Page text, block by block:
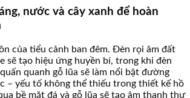
nước và cây xanh để hoàn
của tiểu cảnh ban đêm. Đèn rọi âm đất
sẽ tạo hiệu ứng huyền bí, trong khi đèn
quanh gỗ lũa sẽ làm nổi bật đường
– yếu tố không thể thiếu trong thiết kế hồ
bề mặt đá và gỗ lũa sẽ tạo âm thanh thư